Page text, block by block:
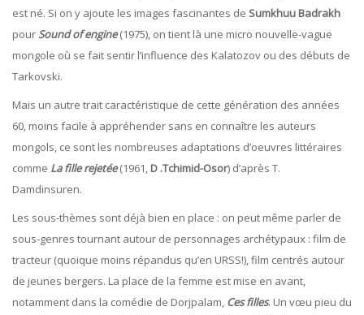
est né. Si on y ajoute les images fascinantes de Sumkhuu Badrakh
pour Sound of engine(1975), on tient là une micro nouvelle-vague
mongole où se fait sentir l’influence des Kalatozov ou des débuts de
Tarkovski.
Mais un autre trait caractéristique de cette génération des années
60, moins facile à appréhender sans en connaître les auteurs
mongols, ce sont les nombreuses adaptations d’oeuvres littéraires
comme La fille rejetée(1961, D .Tchimid-Osor) d’après T.
Damdinsuren.
Les sous-thèmes sont déjà bien en place : on peut même parler de
sous-genres tournant autour de personnages archétypaux : film de
tracteur (quoique moins répandus qu’en URSS!), film centrés autour
de jeunes bergers. La place de la femme est mise en avant,
notamment dans la comédie de Dorjpalam, Ces filles. Un vœu pieu du